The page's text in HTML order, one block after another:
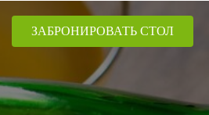
ЗАБРОНИРОВАТЬ СТОЛ